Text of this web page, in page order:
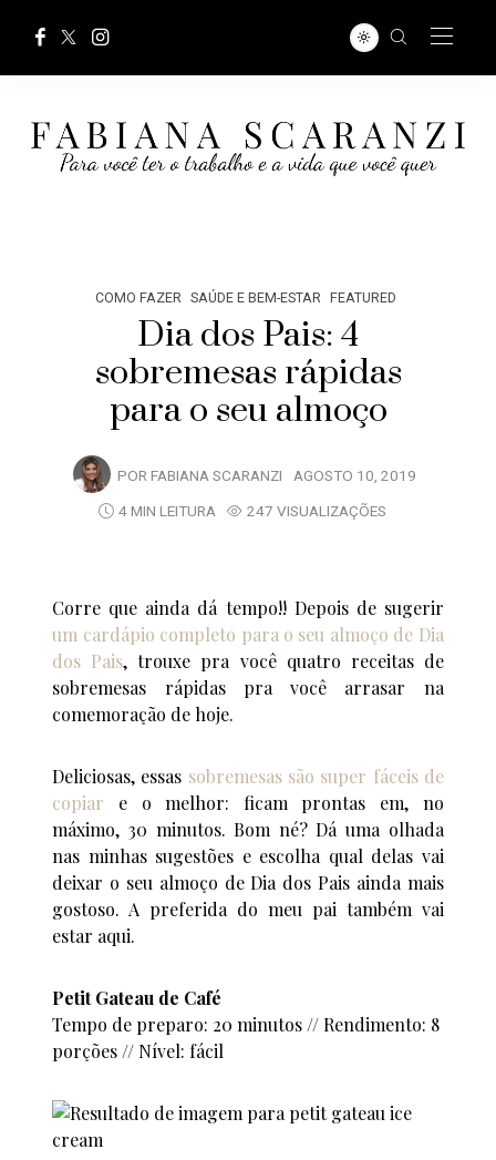
COMO FAZER SAÚDE E BEM-ESTAR FEATURED
Dia dos Pais: 4
sobremesas rápidas
para o seu almoço
POR FABIANA SCARANZI AGOSTO 10, 2019
4 MIN LEITURA
247 VISUALIZAÇÕES
Corre que ainda dá tempo!! Depois de sugerir
um cardápio completo para o seu almoço de Dia
dos Pais, trouxe pra você quatro receitas de
sobremesas rápidas pra você arrasar na
comemoração de hoje.
Deliciosas, essas sobremesas são super fáceis de
copiar e o melhor: ficam prontas em, no
máximo, 30 minutos. Bom né? Dá uma olhada
nas minhas sugestões e escolha qual delas vai
deixar o seu almoço de Dia dos Pais ainda mais
gostoso. A preferida do meu pai também vai
estar aqui.
Petit Gateau de Café
Tempo de preparo: 20 minutos // Rendimento: 8
porções // Nível: fácil